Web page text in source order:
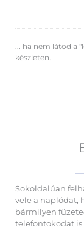
... ha nem látod
készleten.
Sokoldalúan
vele a naplódat,
bármilyen
telefontokodat